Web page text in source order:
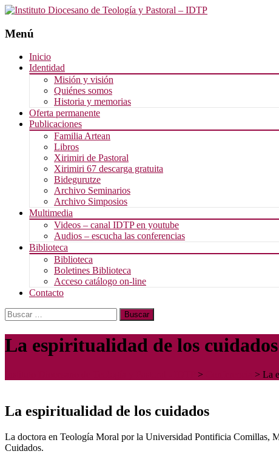
Menú
Saltar
contenido
Inicio
Identidad
Misión y visión
Quiénes somos
Historia y memorias
Oferta permanente
Publicaciones
Familia Artean
Libros
Xirimiri de Pastoral
Xirimiri 67 descarga gratuita
Bidegurutze
Archivo Seminarios
Archivo Simposios
Multimedia
Videos – canal IDTP en youtube
Audios – escucha las conferencias
Biblioteca
Biblioteca
Boletines Biblioteca
Acceso catálogo on-line
Contacto
Buscar:
La espiritualidad de los cuidados
> > La
La espiritualidad de los cuidados
La doctora en Teología Moral por la Universidad Pontificia Comillas,
Cuidados.